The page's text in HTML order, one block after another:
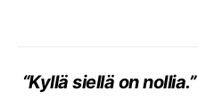
“Kyllä siellä on nollia.”